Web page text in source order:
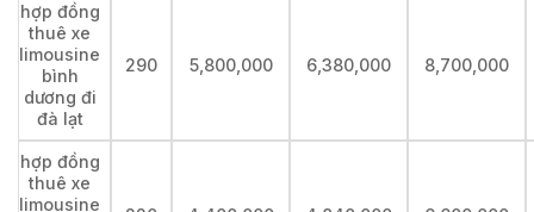
hợp đồng
thuê xe
limousine
bình
dương đi
đà lạt
290 5,800,000 6,380,000 8,700,000
hợp đồng
thuê xe
limousine